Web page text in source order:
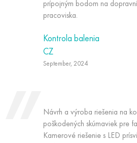
prípojným bodom na
pracoviska.
Kontrola balenia
CZ
September, 2024
Návrh a výroba riešenia na
poškodených skúmaviek pre
Kamerové riešenie s LED